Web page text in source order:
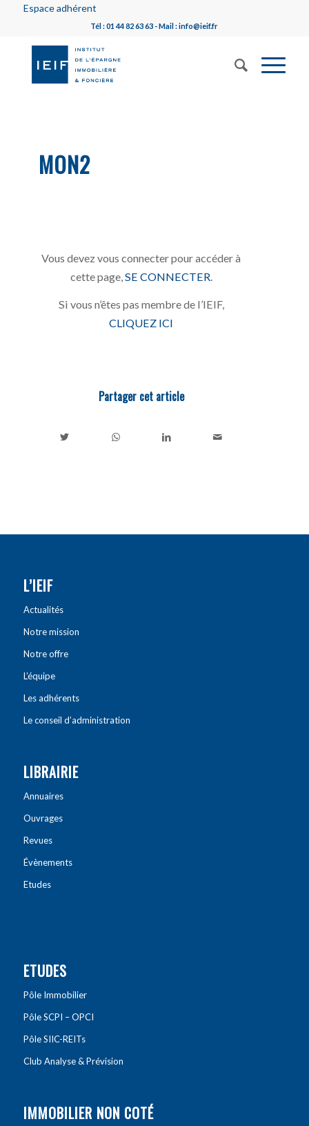
Espace adhérent
Tél : 01 44 82 63 63 - Mail : info@ieif.fr
MON2
Vous devez vous connecter pour accéder à
cette page, SE CONNECTER
Si vous n’êtes pas membre de l’IEIF,
CLIQUEZ ICI
Partager cet article
L’IEIF
Actualités
Notre mission
Notre offre
L’équipe
Les adhérents
Le conseil d’administration
LIBRAIRIE
Annuaires
Ouvrages
Revues
Évènements
Etudes
ETUDES
Pôle Immobilier
Pôle SCPI – OPCI
Pôle SIIC-REITs
Club Analyse & Prévision
IMMOBILIER NON COTÉ